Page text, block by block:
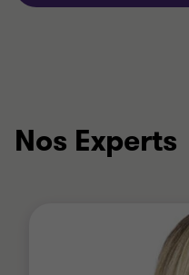
Nos Experts